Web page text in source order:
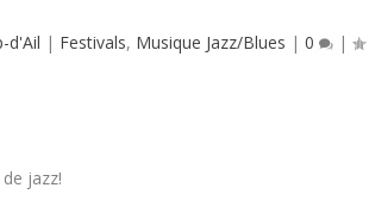
d'Ail | Festivals, Musique Jazz/Blues |0 |
jazz!